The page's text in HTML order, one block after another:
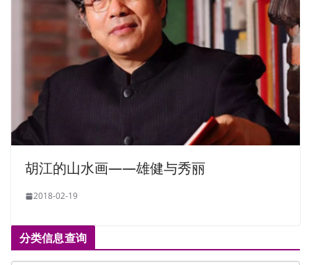
胡江的山水画——雄健与秀丽
2018-02-19
分类信息查询